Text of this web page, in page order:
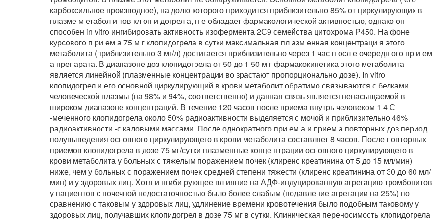
карбоксильное производное), на долю которого приходится приблизительно 85% от циркулирующих в
плазме м етабол и тов кл оп и догрел а, н е обладает фармакологической активностью, однако он
способен in vitro ингибировать активность изофермента 2С9 семейства цитохрома Р450. На фоне
курсового п ри ем а 75 м г клопидогрела в сутки максимальная пл азм енная концентраци я этого
метаболита (приблизительно 3 мг/л) достигается приблизительно через 1 час п осл е очередн ого пр и ем
а препарата. В диапазоне доз клопидогрела от 50 до 1 50 м г фармакокинетика этого метаболита
является линейной (плазменные концентрации во зрастают пропорционально дозе). In vitro
клопидогрел и его основной циркулирующий в крови метаболит обратимо связываются с белками
человеческой плазмы (на 98% и 94%, соответственно) и данная связь является ненасыщаемой в
широком диапазоне концентраций. В течение 120 часов после приема внутрь человеком 1 4 С
-меченного клопидогрела около 50% радиоактивности выделяется с мочой и приблизительно 46%
радиоактивности -с каловыми массами. После однократного при ем а и прием а повторных доз период
полувыведения основного циркулирующего в крови метаболита составляет 8 часов. После повторных
приемов клопидогрела в дозе 75 мг/сутки плазменные конце нтрации основного циркулирующего в
крови метаболита у больных с тяжелым поражением почек (клиренс креатинина от 5 до 15 мл/мин)
ниже, чем у больных с поражением почек средней степени тяжести (клиренс креатинина от 30 до 60 мл/
мин) и у здоровых лиц. Хотя и нгиби рующее вл ияние на АДФ-индуцированную агрегацию тромбоцитов
у пациентов с почечной недостаточностью было более слабым (подавление агрегации на 25%) по
сравнению с таковым у здоровых лиц, удлинение времени кровотечения было подобным таковому у
здоровых лиц, получавших клопидогрел в дозе 75 мг в сутки. Клиническая переносимость клопидогрела